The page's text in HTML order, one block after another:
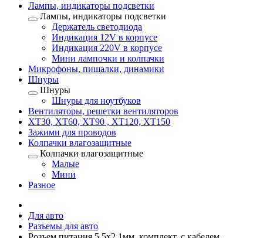
Лампы, индикаторы подсветки
Лампы, индикаторы подсветки
Держатель светодиода
Индикация 12V в корпусе
Индикация 220V в корпусе
Мини лампочки и колпачки
Микрофоны, пищалки, динамики
Шнуры
Шнуры
Шнуры для ноутбуков
Вентиляторы, решетки вентиляторов
XT30, XT60, XT90 , XT120, XT150
Зажими для проводов
Колпачки влагозащитные
Колпачки влагозащитные
Малые
Мини
Разное
Для авто
Разъемы для авто